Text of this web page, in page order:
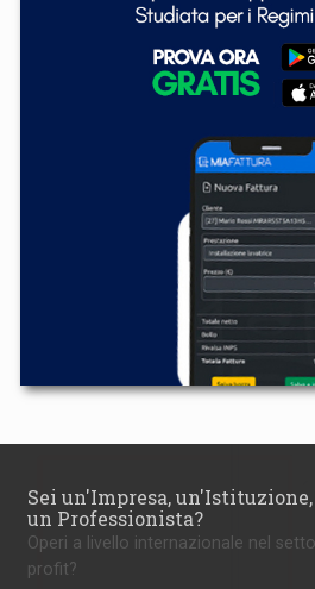
Sei un'Impresa,
un Professionista?
Operi a livello internazionale nel
profit?